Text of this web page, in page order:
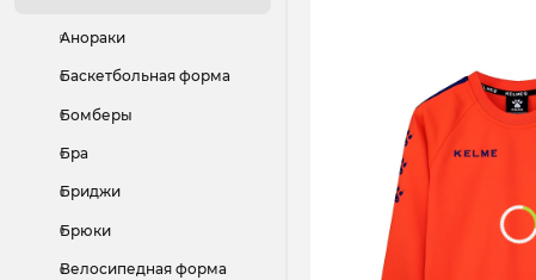
Анораки
Баскетбольная форма
Бомберы
Бра
Бриджи
Брюки
Велосипедная форма